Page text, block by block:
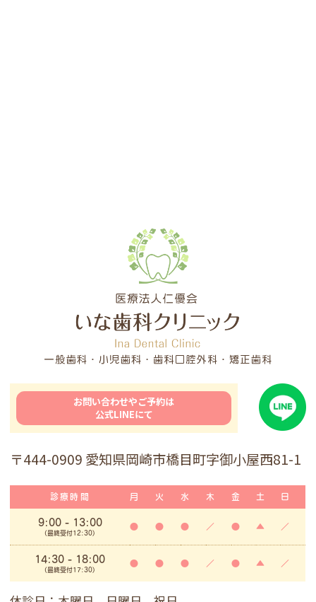
お問い合わせやご予約は
公式LINEにて
〒444-0909 愛知県岡崎市橋目町字御小屋西81-1
診療時間 月 火 水 木 金 土 日
9:00- 13:00
(最終受付12:30)
● ● ● ／ ● ▲ ／
14:30 - 18:00
(最終受付17:30)
● ● ● ／ ● ▲ ／